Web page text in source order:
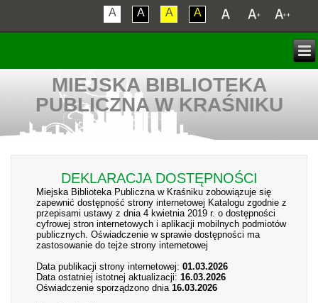
A A A A
MIEJSKA BIBLIOTEKA
PUBLICZNA W KRAŚNIKU
DEKLARACJA DOSTĘPNOŚCI
Miejska Biblioteka Publiczna w Kraśniku zobowiązuje się
zapewnić dostępność strony internetowej Katalogu zgodnie z
przepisami ustawy z dnia 4 kwietnia 2019 r. o dostępności
cyfrowej stron internetowych i aplikacji mobilnych podmiotów
publicznych. Oświadczenie w sprawie dostępności ma
zastosowanie do tejże strony internetowej
Data publikacji strony internetowej:01.03.2026
Data ostatniej istotnej aktualizacji:16.03.2026
Oświadczenie sporządzono dnia16.03.2026